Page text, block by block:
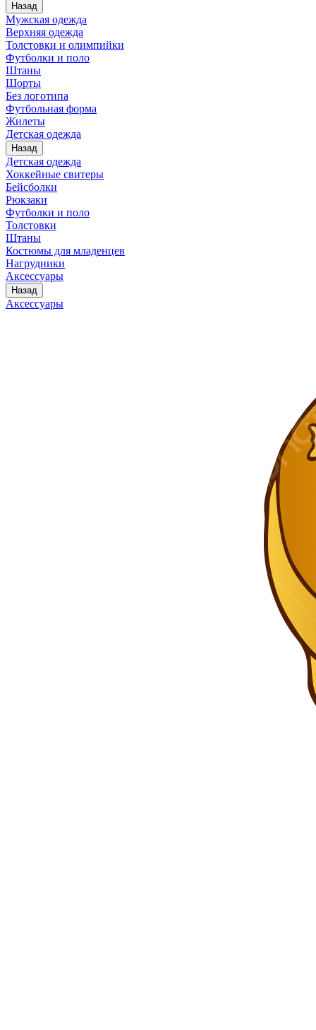
Назад
Мужская одежда
Верхняя одежда
Толстовки и олимпийки
Футболки и поло
Штаны
Шорты
Без логотипа
Футбольная форма
Жилеты
Детская одежда
Назад
Детская одежда
Хоккейные свитеры
Бейсболки
Рюкзаки
Футболки и поло
Толстовки
Штаны
Костюмы для младенцев
Нагрудники
Аксессуары
Назад
Аксессуары